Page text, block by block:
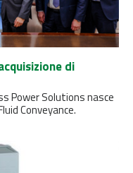
di
Power Solutions nasce
Conveyance.